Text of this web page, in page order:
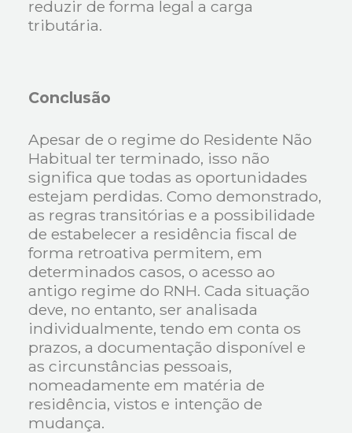
reduzir de forma legal a carga
tributária.
Conclusão
Apesar de o regime do Residente Não
Habitual ter terminado, isso não
significa que todas as oportunidades
estejam perdidas. Como demonstrado,
as regras transitórias e a possibilidade
de estabelecer a residência fiscal de
forma retroativa permitem, em
determinados casos, o acesso ao
antigo regime do RNH. Cada situação
deve, no entanto, ser analisada
individualmente, tendo em conta os
prazos, a documentação disponível e
as circunstâncias pessoais,
nomeadamente em matéria de
residência, vistos e intenção de
mudança.